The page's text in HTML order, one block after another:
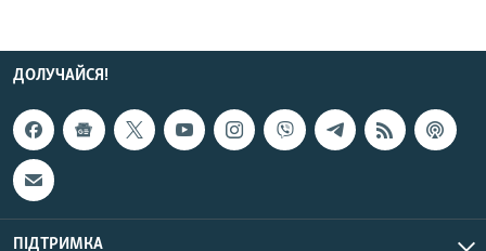
ДОЛУЧАЙСЯ!
ПІДТРИМКА